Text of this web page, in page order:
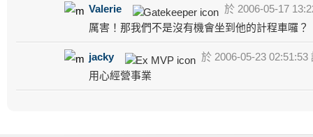
Valerie
於 2006-05-17
厲害！那我們不是沒有機會坐到他的計程車囉？
jacky
於 2006-05-23 02:51:53
用心經營事業